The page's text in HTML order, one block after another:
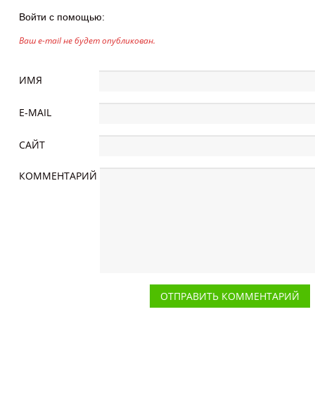
Войти с помощью:
Ваш e-mail не будет опубликован.
ИМЯ
E-MAIL
САЙТ
КОММЕНТАРИЙ